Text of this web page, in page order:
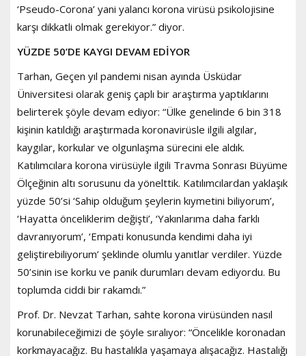
‘Pseudo-Corona’ yani yalancı korona virüsü psikolojisine
karşı dikkatli olmak gerekiyor.” diyor.
YÜZDE 50’DE KAYGI DEVAM EDİYOR
Tarhan, Geçen yıl pandemi nisan ayında Üsküdar
Üniversitesi olarak geniş çaplı bir araştırma yaptıklarını
belirterek şöyle devam ediyor: “Ülke genelinde 6 bin 318
kişinin katıldığı araştırmada koronavirüsle ilgili algılar,
kaygılar, korkular ve olgunlaşma sürecini ele aldık.
Katılımcılara korona virüsüyle ilgili Travma Sonrası Büyüme
Ölçeğinin altı sorusunu da yönelttik. Katılımcılardan yaklaşık
yüzde 50’si ‘Sahip olduğum şeylerin kıymetini biliyorum’,
‘Hayatta önceliklerim değişti’, ‘Yakınlarıma daha farklı
davranıyorum’, ‘Empati konusunda kendimi daha iyi
geliştirebiliyorum’ şeklinde olumlu yanıtlar verdiler. Yüzde
50’sinin ise korku ve panik durumları devam ediyordu. Bu
toplumda ciddi bir rakamdı.”
Prof. Dr. Nevzat Tarhan, sahte korona virüsünden nasıl
korunabileceğimizi de şöyle sıralıyor: “Öncelikle koronadan
korkmayacağız. Bu hastalıkla yaşamaya alışacağız. Hastalığı